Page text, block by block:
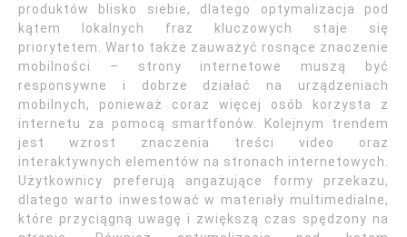
produktów blisko siebie, dlatego optymalizacja pod
kątem lokalnych fraz kluczowych staje się
priorytetem. Warto także zauważyć rosnące znaczenie
mobilności – strony internetowe muszą być
responsywne i dobrze działać na urządzeniach
mobilnych, ponieważ coraz więcej osób korzysta z
internetu za pomocą smartfonów. Kolejnym trendem
jest wzrost znaczenia treści video oraz
interaktywnych elementów na stronach internetowych.
Użytkownicy preferują angażujące formy przekazu,
dlatego warto inwestować w materiały multimedialne,
które przyciągną uwagę i zwiększą czas spędzony na